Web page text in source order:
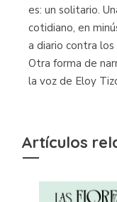
es: un solitario.
cotidiano, en
a diario contra
Otra forma de
la voz de Eloy
Artículos